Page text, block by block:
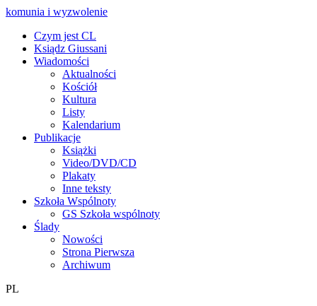
komunia i wyzwolenie
Czym jest CL
Ksiądz Giussani
Wiadomości
Aktualności
Kościół
Kultura
Listy
Kalendarium
Publikacje
Książki
Video/DVD/CD
Plakaty
Inne teksty
Szkoła Wspólnoty
GS Szkoła wspólnoty
Ślady
Nowości
Strona Pierwsza
Archiwum
PL